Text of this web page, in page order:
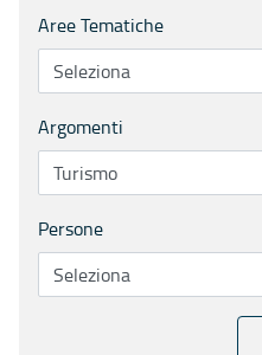
Aree Tematiche
Argomenti
Persone